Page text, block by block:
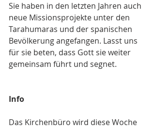
Sie haben in den letzten Jahren auch
neue Missionsprojekte unter den
Tarahumaras und der spanischen
Bevölkerung angefangen. Lasst uns
für sie beten, dass Gott sie weiter
gemeinsam führt und segnet.
Info
Das Kirchenbüro wird diese Woche